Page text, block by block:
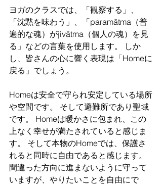
ヨガのクラスでは、「観察する」、
「沈黙を味わう」、「paramātma（普
遍的な魂）がjivātma（個人の魂）を見
る」などの言葉を使用します。 しか
し、皆さんの心に響く表現は「Homeに
戻る」でしょう。
Homeは安全で守られ安定している場所
や空間です。 そして避難所であり聖域
です。 Homeは暖かさに包まれ、この
上なく幸せが満たされていると感じま
す。 そして本物のHomeでは、保護さ
れると同時に自由であると感じます。
間違った方向に進まないように守って
いますが、やりたいことを自由にで